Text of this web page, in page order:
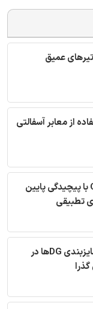
تیرهای عمیق
از معابر آسفالتی
ترجمه مقاله آشکارساز مختلط QRS با پیچیدگی پایین
تطبیقی
ترجمه مقاله جایابی چندهدفه و سایزبندی DGها در